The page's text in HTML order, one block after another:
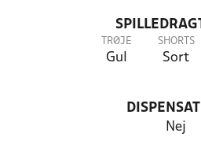
TRØJE
Gul
SHORTS
Sort
Nej